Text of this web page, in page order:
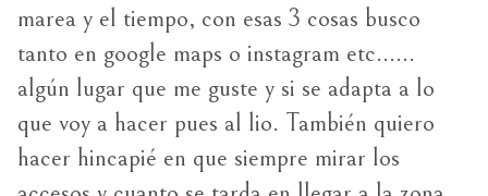
marea y el tiempo, con esas 3 cosas busco
tanto en google maps o instagram etc……
algún lugar que me guste y si se adapta a lo
que voy a hacer pues al lio. También quiero
hacer hincapié en que siempre mirar los